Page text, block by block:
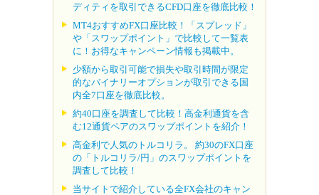
ディティを取引できるCFD口座を徹底比較！
MT4おすすめFX口座比較！「スプレッド」
や「スワップポイント」で比較して一覧表
に！お得なキャンペーン情報も掲載中。
少額から取引可能で損失や取引時間が限定
的なバイナリーオプションが取引できる国
内全7口座を徹底比較。
約40口座を調査して比較！高金利通貨を含
む12通貨ペアのスワップポイントを紹介！
高金利で人気のトルコリラ。 約30のFX口座
の「トルコリラ/円」のスワップポイントを
調査して比較！
当サイトで紹介している全FX会社のキャン